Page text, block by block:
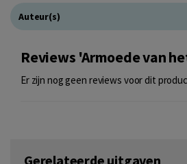
Auteur(s)
Reviews 'Armoede van
Er zijn nog geen reviews voor dit
Gerelateerde uitgaven